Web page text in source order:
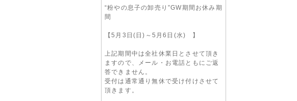
“粉やの息子の卸売り”GW期間お休み期
間
【5月3日(日)～5月6日(水) 】
上記期間中は全社休業日とさせて頂き
ますので、メール・お電話ともにご返
答できません。
受付は通常通り無休で受け付けさせて
頂きます。